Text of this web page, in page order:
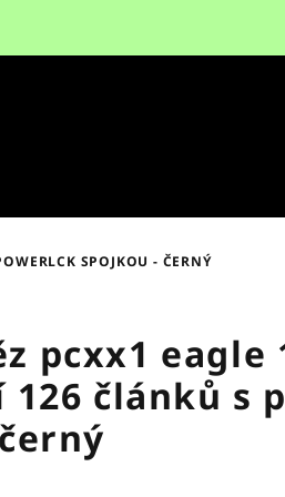
SPOJKOU - ČERNÝ
pcxx1 eagle
článků s